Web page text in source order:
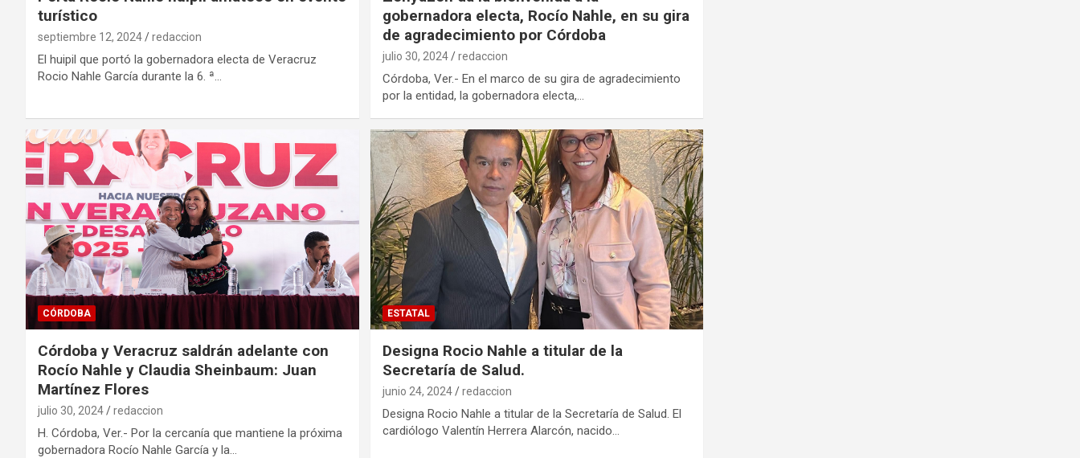
turístico
septiembre 12, 2024 redaccion
El huipil que portó la gobernadora electa de Veracruz
Rocio Nahle García durante la 6. ª…
gobernadora electa, Rocío Nahle, en su gira
de agradecimiento por Córdoba
julio 30, 2024 redaccion
Córdoba, Ver.- En el marco de su gira de agradecimiento
por la entidad, la gobernadora electa,…
CÓRDOBA
Córdoba y Veracruz saldrán adelante con
Rocío Nahle y Claudia Sheinbaum: Juan
Martínez Flores
julio 30, 2024 redaccion
H. Córdoba, Ver.- Por la cercanía que mantiene la próxima
gobernadora Rocío Nahle García y la…
ESTATAL
Designa Rocio Nahle a titular de la
Secretaría de Salud.
junio 24, 2024 redaccion
Designa Rocio Nahle a titular de la Secretaría de Salud. El
cardiólogo Valentín Herrera Alarcón, nacido…